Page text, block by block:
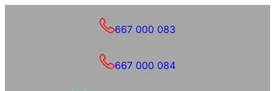
667 000 083
667 000 084